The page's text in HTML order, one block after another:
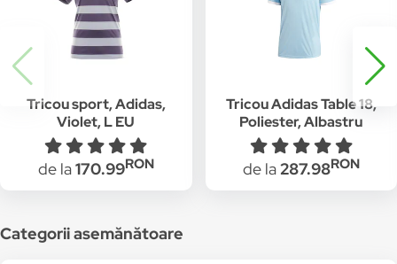
Tricou sport, Adidas,
Violet, L EU
de la170.99RON
Tricou Adidas Table 18,
Poliester, Albastru
deschis, S
de la287.98RON
Categorii asemănătoare